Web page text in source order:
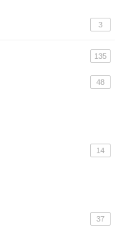
3
135
48
14
37